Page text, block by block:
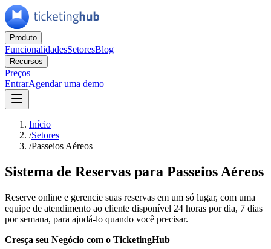
Produto
FuncionalidadesSetoresBlog
Recursos
Preços
EntrarAgendar uma demo
Início
/Setores
/Passeios Aéreos
Sistema de Reservas para Passeios Aéreos
Reserve online e gerencie suas reservas em um só lugar, com uma
equipe de atendimento ao cliente disponível 24 horas por dia, 7 dias
por semana, para ajudá-lo quando você precisar.
Cresça seu Negócio com o TicketingHub